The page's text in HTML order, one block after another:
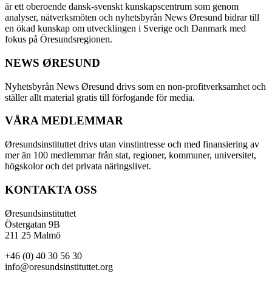
är ett oberoende dansk-svenskt kunskapscentrum som genom
analyser, nätverksmöten och nyhetsbyrån News Øresund bidrar till
en ökad kunskap om utvecklingen i Sverige och Danmark med
fokus på Öresundsregionen.
NEWS ØRESUND
Nyhetsbyrån News Øresund drivs som en non-profitverksamhet och
ställer allt material gratis till förfogande för media.
VÅRA MEDLEMMAR
Øresundsinstituttet drivs utan vinst­intresse och med finansiering av
mer än 100 medlemmar från stat, regioner, kommuner, universitet,
högskolor och det privata näringslivet.
KONTAKTA OSS
Øresundsinstituttet
Östergatan 9B
211 25 Malmö
+46 (0) 40 30 56 30
info@oresundsinstituttet.org